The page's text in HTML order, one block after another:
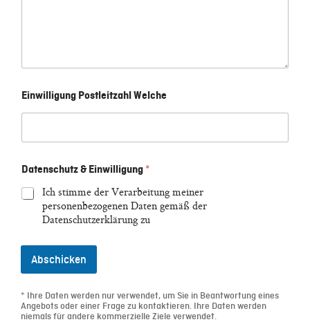
Einwilligung Postleitzahl Welche
Datenschutz & Einwilligung *
Ich stimme der Verarbeitung meiner
personenbezogenen Daten gemäß der
Datenschutzerklärung zu
Abschicken
* Ihre Daten werden nur verwendet, um Sie in Beantwortung eines
Angebots oder einer Frage zu kontaktieren. Ihre Daten werden
niemals für andere kommerzielle Ziele verwendet.